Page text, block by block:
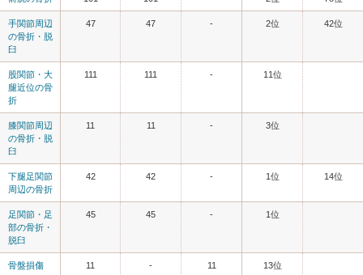
手関節周辺
の骨折・脱
臼
47 47 - 2位 42位
股関節・大
腿近位の骨
折
111 111 - 11位
膝関節周辺
の骨折・脱
臼
11 11 - 3位
下腿足関節
周辺の骨折
42 42 - 1位 14位
足関節・足
部の骨折・
脱臼
45 45 - 1位
骨盤損傷 11 - 11 13位